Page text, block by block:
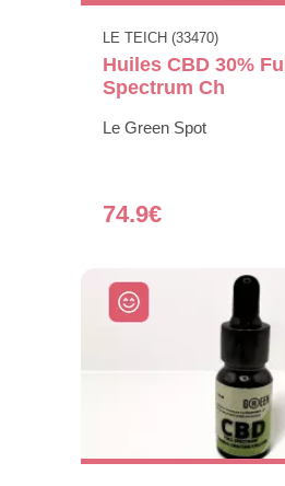
LE TEICH (33470)
Huiles CBD 30% Full
Spectrum Ch
Le Green Spot
74.9€